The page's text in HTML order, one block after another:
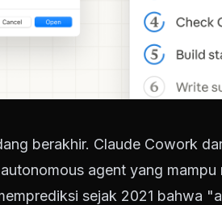
berakhir. Claude Cowork
agent yang
sejak 2021 bahwa